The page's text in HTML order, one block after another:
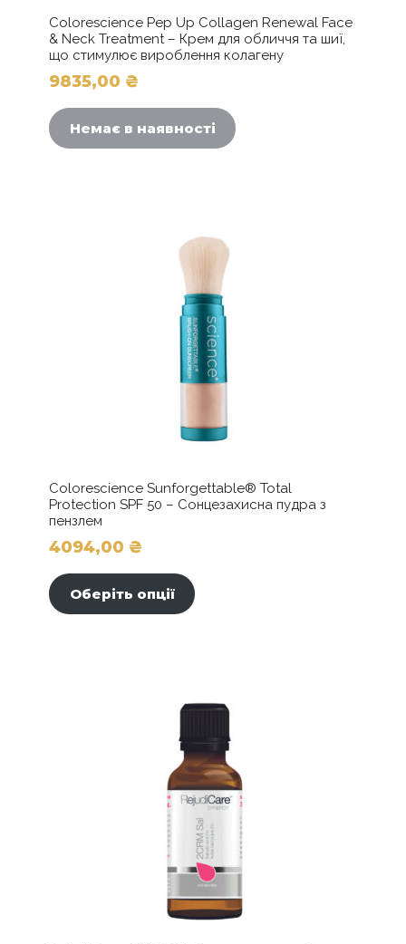
Colorescience Pep Up Collagen Renewal Face
& Neck Treatment – Крем для обличчя та шиї,
що стимулює вироблення колагену
9835,00 ₴
Немає в наявності
Colorescience Sunforgettable® Total
Protection SPF 50 – Сонцезахисна пудра з
пензлем
4094,00 ₴
Оберіть опції
вибрати
сторінці
товару